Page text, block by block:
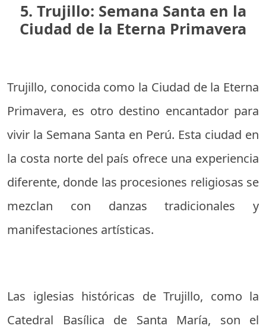
5. Trujillo: Semana Santa en la
Ciudad de la Eterna Primavera
Trujillo, conocida como la Ciudad de la Eterna
Primavera, es otro destino encantador para
vivir la Semana Santa en Perú. Esta ciudad en
la costa norte del país ofrece una experiencia
diferente, donde las procesiones religiosas se
mezclan con danzas tradicionales y
manifestaciones artísticas.
Las iglesias históricas de Trujillo, como la
Catedral Basílica de Santa María, son el